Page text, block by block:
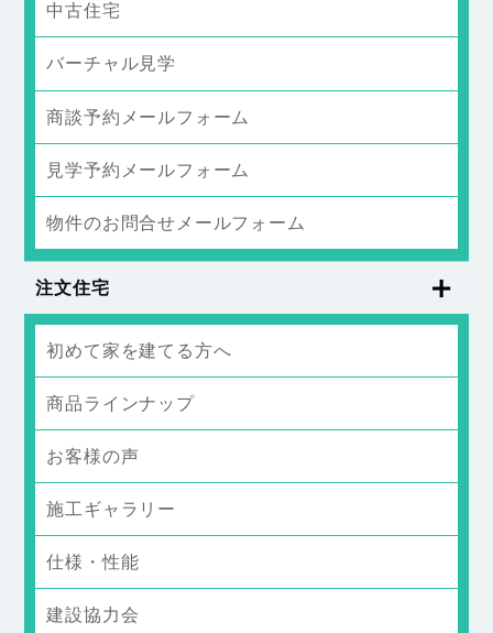
中古住宅
バーチャル見学
商談予約メールフォーム
見学予約メールフォーム
物件のお問合せメールフォーム
注文住宅
初めて家を建てる方へ
商品ラインナップ
お客様の声
施工ギャラリー
仕様・性能
建設協力会